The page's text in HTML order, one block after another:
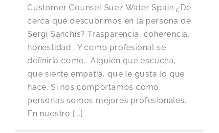
Customer Counsel Suez Water Spain ¿De
cerca qué descubrimos en la persona de
Sergi Sanchís? Trasparencia, coherencia,
honestidad… Y como profesional se
definiría como… Alguien que escucha,
que siente empatía, que le gusta lo que
hace. Si nos comportamos como
personas somos mejores profesionales.
En nuestro [...]